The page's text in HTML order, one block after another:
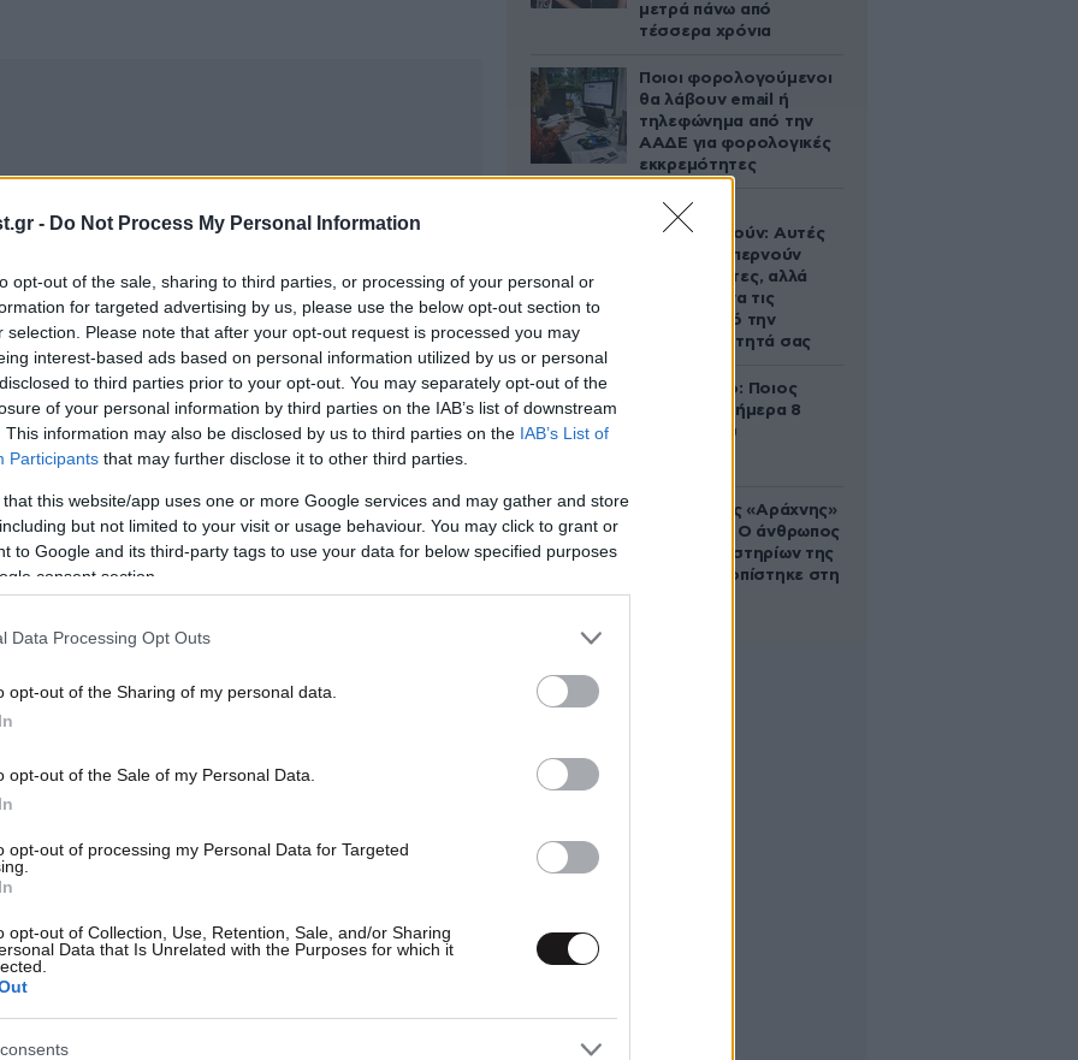
- Do Not Process My Personal Information
opt-out of the sale, sharing to third parties, or processing of your personal or
for targeted advertising by us, please use the below opt-out section to
selection. Please note that after your opt-out request is processed you may
interest-based ads based on personal information utilized by us or personal
to third parties prior to your opt-out. You may separately opt-out of the
of your personal information by third parties on the IAB’s list of downstream
This information may also be disclosed by us to third parties on the IAB’s List of
Participants that may further disclose it to other third parties.
that this website/app uses one or more Google services and may gather and store
but not limited to your visit or usage behaviour. You may click to grant or
to Google and its third-party tags to use your data for below specified purposes
consent section.
Data Processing Opt Outs
opt-out of the Sharing of my personal data.
opt-out of the Sale of my Personal Data.
opt-out of processing my Personal Data for Targeted
opt-out of Collection, Use, Retention, Sale, and/or Sharing
Data that Is Unrelated with the Purposes for which it
πάνω στις γραμμές του τρένου, καθώς
της φυλασσόμενης διάβασης, όπου
τους ο ένας τον άλλον.
στα μάτια κατοίκων και καταστηματαρχών
έκπληκτοι τη συμπλοκή.
μετρά πάνω από
τέσσερα χρόνια
Ποιοι φορολογούμενοι
θα λάβουν email ή
τηλεφώνημα από την
ΑΑΔΕ για φορολογικές
εκκρεμότητες
Ογκολόγοι
προειδοποιούν: Αυτές
οι τροφές, περνούν
απαρατήρητες, αλλά
καλό είναι να τις
βγάλετε από την
καθημερινότητά σας
Εορτολόγιο: Ποιος
γιορτάζει σήμερα 8
Αυγούστου
Στα ίχνη της «Αράχνης»
του Άσαντ: Ο άνθρωπος
των βασανιστηρίων της
Συρίας εντοπίστηκε στη